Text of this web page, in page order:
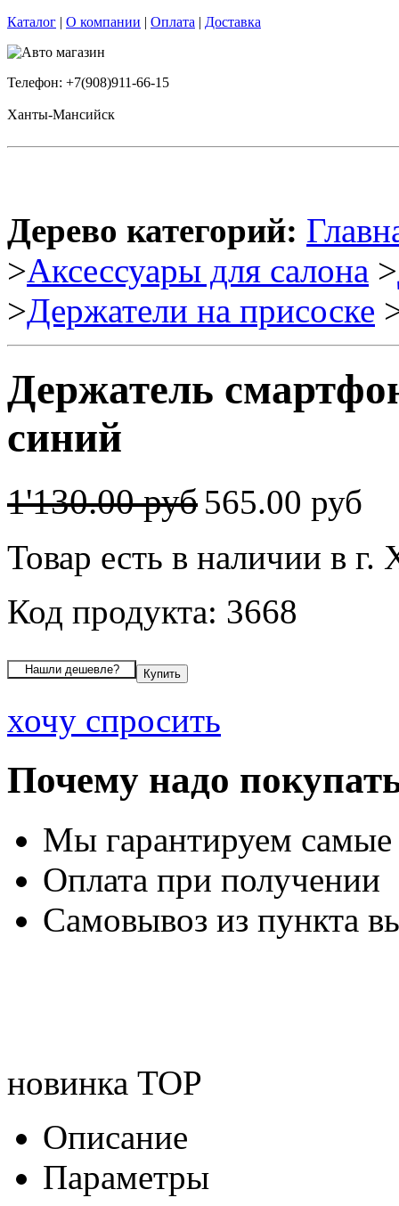
Каталог | О компании | Оплата | Доставка
Телефон: +7(908)911-66-15
Ханты-Мансийск
Дерево категорий:
>Аксессуары для салона >
>Держатели на присоске
Держатель
синий
1'130.00 руб 565.00 руб
Товар есть в наличии в
Код продукта: 3668
хочу спросить
Почему надо
Мы гарантируем
Оплата при получении
Самовывоз из пункта
новинка TOP
Описание
Параметры